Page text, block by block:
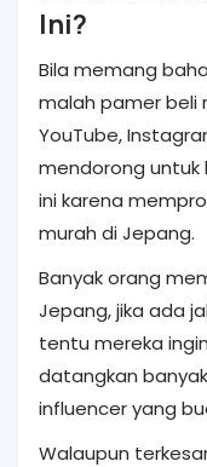
Ini?
Bila memang
malah pamer beli
YouTube,
mendorong untuk
ini karena
murah di Jepang.
Banyak orang
Jepang, jika ada
tentu mereka
datangkan
influencer yang
Walaupun